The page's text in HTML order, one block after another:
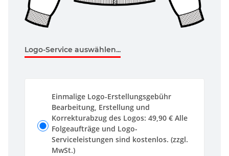
Logo-Service auswählen...
Einmalige Logo-Erstellungsgebühr
Bearbeitung, Erstellung und
Korrekturabzug des Logos: 49,90 € Alle
Folgeaufträge und Logo-
Serviceleistungen sind kostenlos. (zzgl.
MwSt.)